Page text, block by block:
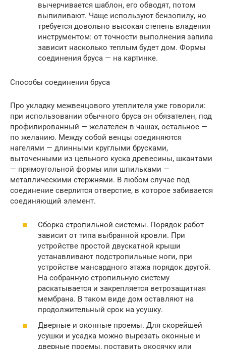
вычерчивается шаблон, его обводят, потом
выпиливают. Чаще используют бензопилу, но
требуется довольно высокая степень владения
инструментом: от точности выполнения запила
зависит насколько теплым будет дом. Формы
соединения бруса — на картинке.
Способы соединения бруса
Про укладку межвенцового утеплителя уже говорили:
при использовании обычного бруса он обязателен, под
профилированный — желателен в чашах, остальное —
по желанию. Между собой венцы соединяются
нагелями — длинными круглыми брусками,
выточенными из цельного куска древесины, шкантами
— прямоугольной формы или шпильками —
металлическими стержнями. В любом случае под
соединение сверлится отверстие, в которое забивается
соединяющий элемент.
Сборка стропильной системы. Порядок работ
зависит от типа выбранной кровли. При
устройстве простой двускатной крыши
устанавливают подстропильные ноги, при
устройстве мансардного этажа порядок другой.
На собранную стропильную систему
раскатывается и закрепляется ветрозащитная
мембрана. В таком виде дом оставляют на
продолжительный срок на усушку.
Дверные и оконные проемы. Для скорейшей
усушки и усадка можно вырезать оконные и
дверные проемы, поставить окосячку или